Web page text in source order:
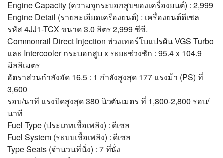
Engine Capacity (ความจุกระบอกสูบของเครื่องยนต์) : 2,999
Engine Detail (รายละเอียดเครื่องยนต์) : เครื่องยนต์ดีเซล
รหัส 4JJ1-TCX ขนาด 3.0 ลิตร 2,999 ซีซี.
Commonrail Direct Injection พ่วงเทอร์โบแปรผัน VGS Turbo
และ Intercooler กระบอกสูบ x ระยะช่วงชัก : 95.4 x 104.9
มิลลิเมตร
อัตราส่วนกำลังอัด 16.5 : 1 กำลังสูงสุด 177 แรงม้า (PS) ที่
3,600
รอบ/นาที แรงบิดสูงสุด 380 นิวตันเมตร ที่ 1,800-2,800 รอบ/
นาที
Fuel Type (ประเภทเชื้อเพลิง) : ดีเซล
Fuel System (ระบบเชื้อเพลิง) : ดีเซล
Type Seats (จำนวนที่นั่ง) : 7 ที่นั่ง